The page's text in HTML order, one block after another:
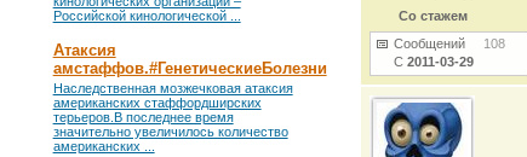
Российской кинологической ...
Атаксия
амстаффов.#ГенетическиеБолезни
Наследственная мозжечковая атаксия
американских стаффордширских
терьеров.В последнее время
значительно увеличилось количество
американских ...
Со стажем
Сообщений 108
С2011-03-29